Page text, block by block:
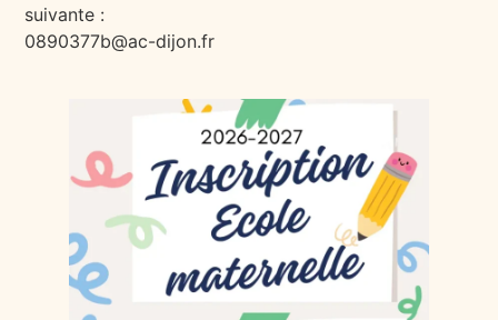
suivante :
0890377b@ac-dijon.fr